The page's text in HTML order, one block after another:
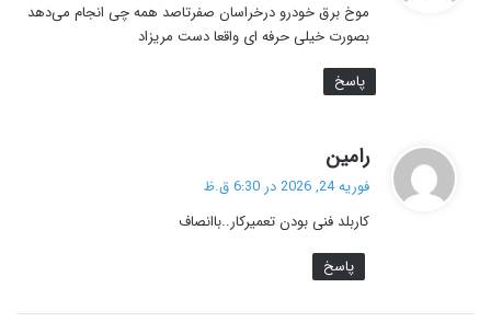
:
موخ برق خودرو درخراسان صفرتاصد همه چی انجام می‌دهد
بصورت خیلی حرفه ای واقعا دست مریزاد‌
پاسخ
رامین
ف
:
فوریه 24, 2026 در 6:30 ق.ظ
کاربلد فنی بودن تعمیرکار..باانصاف
پاسخ